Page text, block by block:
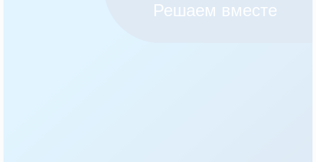
Решаем вместе